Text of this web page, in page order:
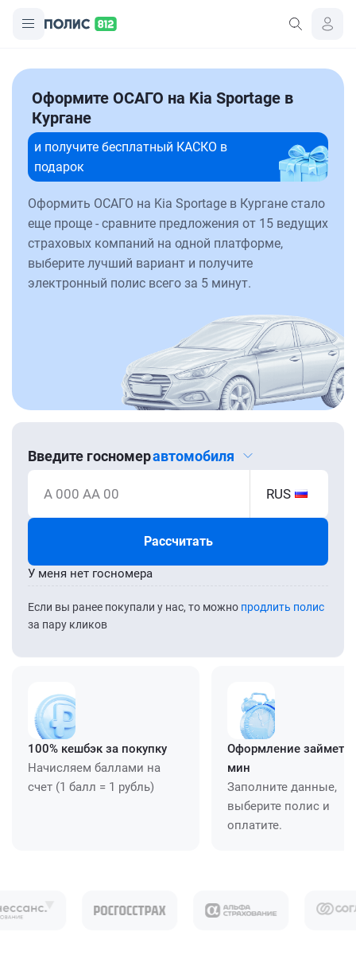
Оформите ОСАГО на Kia Sportage в
Кургане
и получите бесплатный КАСКО в
подарок
Оформить ОСАГО на Kia Sportage в Кургане стало
еще проще - сравните предложения от 15 ведущих
страховых компаний на одной платформе,
выберите лучший вариант и получите
электронный полис всего за 5 минут.
Введите госномеравтомобиля
А 000 АА 00 RUS
Рассчитать
Если вы ранее покупали у нас, то можно продлить полис
за пару кликов
У меня нет госномера
100% кешбэк за покупку
Начисляем баллами на
счет (1 балл = 1 рубль)
Оформление займет
мин
Заполните данные,
выберите полис и
оплатите.